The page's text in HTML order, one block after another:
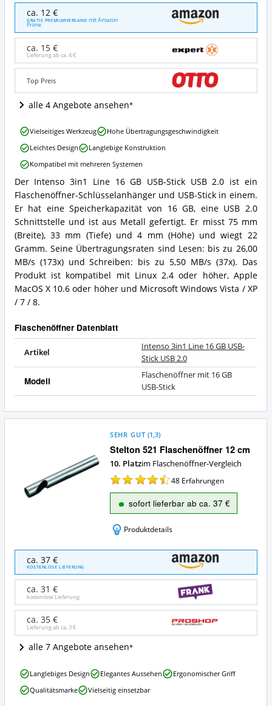
Intenso
3in1
Line
16
USB-
Stick
USB
2.0
Angebote:
ist
dieser
Flaschenöffner
erhältlich?
ca. 12 €
GRATIS PREMIUMVERSAND mit Amazon
Prime
ca. 15 €
Lieferung ab ca.4 €
Top Preis
alle 4 Angebote ansehen
Intenso
3in1
Line
16
GB
USB-
Stick
USB
2.0
Zusammenfassung:
Was
bietet
Flaschenöffner?
Der Intenso 3in1 Line 16 GB USB-Stick USB 2.0 ist ein
Flaschenöffner-Schlüsselanhänger und USB-Stick in einem.
Er hat eine Speicherkapazität von 16 GB, eine USB 2.0
Schnittstelle und ist aus Metall gefertigt. Er misst 75 mm
(Breite), 33 mm (Tiefe) und 4 mm (Höhe) und wiegt 22
Gramm. Seine Übertragungsraten sind Lesen: bis zu 26,00
MB/s (173x) und Schreiben: bis zu 5,50 MB/s (37x). Das
Produkt ist kompatibel mit Linux 2.4 oder höher, Apple
MacOS X 10.6 oder höher und Microsoft Windows Vista / XP
/ 7 / 8.
Flaschenöffner Datenblatt
Artikel
Intenso 3in1 Line 16 GB USB-
Stick USB 2.0
Modell
Flaschenöffner mit 16 GB
USB-Stick
Intenso
3in1
Line
16
GB
USB-
Stick
USB
2.0
Vorteile:
Was
spricht
für
diesen
Flaschenöffner?
Vielseitiges Werkzeug
Hohe Übertragungsgeschwindigkeit
Leichtes Design
Langlebige Konstruktion
Kompatibel mit mehreren Systemen
Stelton 521 Flaschenöffner 12 cm
SEHR GUT (1,3)
10. Platzim Flaschenöffner-Vergleich
48 Erfahrungen
sofort lieferbar ab ca. 37 €
Produktdetails
Stelton
521
Flaschenöffner
Angebote:
dieser
Flaschenöffner
ca. 37 €
KOSTENLOSE LIEFERUNG
ca. 31 €
kostenlose Lieferung
ca. 35 €
Lieferung ab ca.3 €
alle 7 Angebote ansehen
Stelton
521
Flaschenöffner
Langlebiges Design Elegantes Aussehen
Ergonomischer Griff
Qualitätsmarke
Vielseitig einsetzbar